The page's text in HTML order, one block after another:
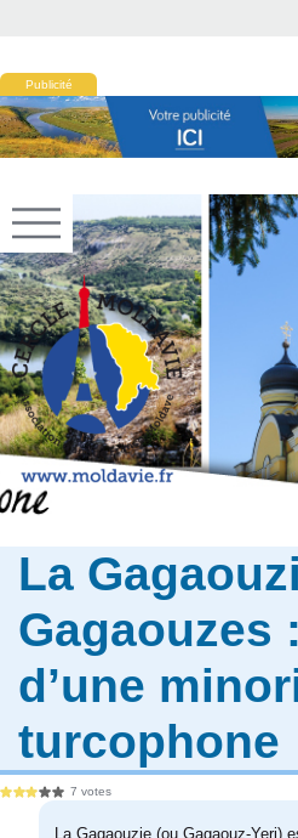
Publicité
La
Gagaouzes
d’une
turcophone
7 votes
La Gagaouzie (ou Gagaouz-Yeri)